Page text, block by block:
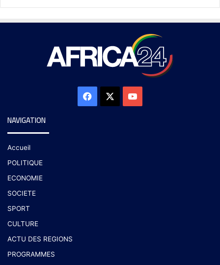
NAVIGATION
Accueil
POLITIQUE
ECONOMIE
SOCIETE
SPORT
CULTURE
ACTU DES REGIONS
PROGRAMMES